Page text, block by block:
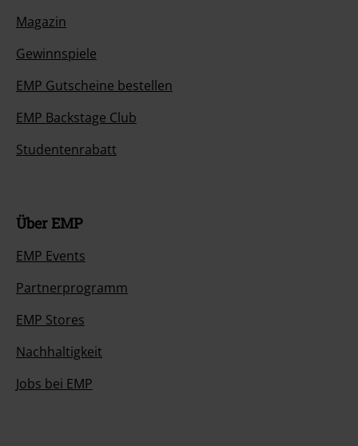
Magazin
Gewinnspiele
EMP Gutscheine bestellen
EMP Backstage Club
Studentenrabatt
Über EMP
EMP Events
Partnerprogramm
EMP Stores
Nachhaltigkeit
Jobs bei EMP